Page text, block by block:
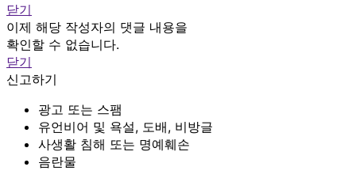
닫기
이제 해당 작성자의 댓글 내용을
확인할 수 없습니다.
닫기
신고하기
광고 또는 스팸
유언비어 및 욕설, 도배, 비방글
사생활 침해 또는 명예훼손
음란물